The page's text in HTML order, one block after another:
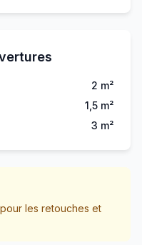
2 m²
1,5 m²
3 m²
les retouches et